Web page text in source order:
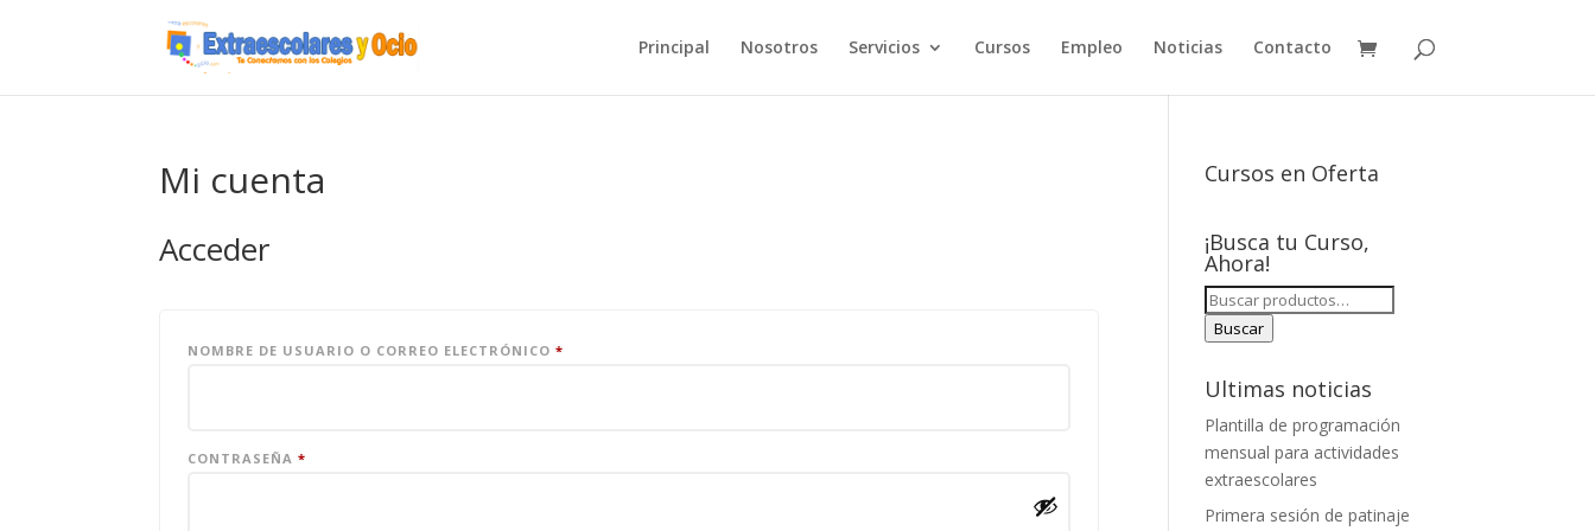
Principal Nosotros Servicios Cursos Empleo Noticias Contacto
Mi cuenta
Acceder
NOMBRE DE USUARIO O CORREO ELECTRÓNICO*
CONTRASEÑA*
Cursos en Oferta
¡Busca tu Curso,
Ahora!
BUSCAR
POR:
Buscar
Ultimas noticias
Plantilla de programación
mensual para actividades
extraescolares
Primera sesión de patinaje